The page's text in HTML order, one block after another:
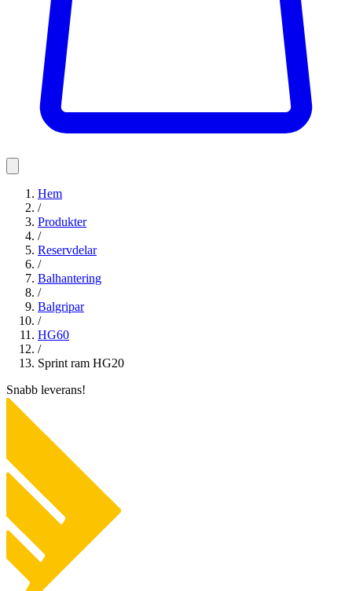
Hem
/
Produkter
/
Reservdelar
/
Balhantering
/
Balgripar
/
HG60
/
Sprint ram HG20
Snabb leverans!